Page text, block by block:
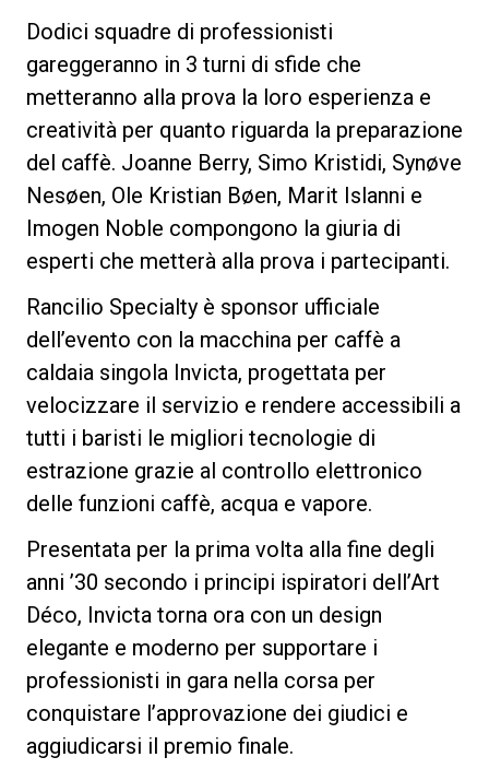
Dodici squadre di professionisti
gareggeranno in 3 turni di sfide che
metteranno alla prova la loro esperienza e
creatività per quanto riguarda la preparazione
del caffè. Joanne Berry, Simo Kristidi, Synøve
Nesøen, Ole Kristian Bøen, Marit Islanni e
Imogen Noble compongono la giuria di
esperti che metterà alla prova i partecipanti.
Rancilio Specialty è sponsor ufficiale
dell’evento con la macchina per caffè a
caldaia singola Invicta, progettata per
velocizzare il servizio e rendere accessibili a
tutti i baristi le migliori tecnologie di
estrazione grazie al controllo elettronico
delle funzioni caffè, acqua e vapore.
Presentata per la prima volta alla fine degli
anni ’30 secondo i principi ispiratori dell’Art
Déco, Invicta torna ora con un design
elegante e moderno per supportare i
professionisti in gara nella corsa per
conquistare l’approvazione dei giudici e
aggiudicarsi il premio finale.
Contattaci
Privacy Policy